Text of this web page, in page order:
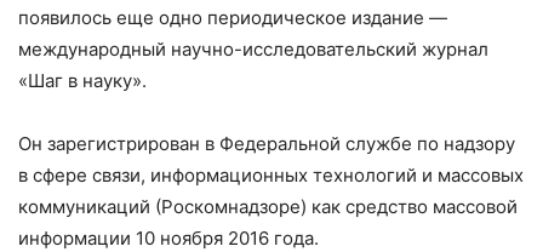
появилось еще одно периодическое издание —
международный научно-исследовательский журнал
«Шаг в науку».
Он зарегистрирован в Федеральной службе по надзору
в сфере связи, информационных технологий и массовых
коммуникаций (Роскомнадзоре) как средство массовой
информации 10 ноября 2016 года.